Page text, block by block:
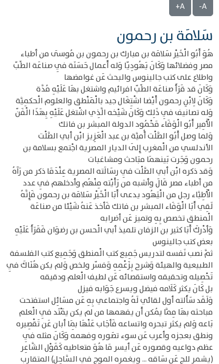
A-
A+
سَلامَة بن رحمون
هُوَ أَبُو الْخَيْر سَلامَة بن مبارك بن رحمون بن مُوسَى من أطباء
مصر وفضلائها وَكَانَ يَهُودِيّا وَله أَعمال حَسَنَة فِي صناعَة الطِّبّ
واطلاع على كتب جالينوس والبحث عَن غوامضها
وَكَانَ قد قَرَأَ صناعَة الطِّبّ افرائيم واشتغل بهَا عَلَيْهِ مُدَّة
وَكَانَ لِابْنِ رحمون أَيْضا اشْتِغَال جيد بالْمَنْطق والعلوم الْحكمِيَّة
وَله تصانيف فِي ذَلِك وَكَانَ شَيْخه الَّذِي اشْتغل عَلَيْهِ بِهَذَا الْفَنّ
الْأَمِير أَبُو الْوَفَاء مَحْمُود الدولة المبشر بن فاتك
وَلما وصل أَبُو الصَّلْت أُميَّة بن عبد الْعَزِيز ابْن أبي الصَّلْت
الأندلسي من الْمغرب إِلَى الديار المصرية اجْتمع بسلامة بن
رحمون وَجَرت بَينهمَا مبَاحث ومشاغبات
وَقد ذكره ابْن أبي الصَّلْت فِي رسَالَته المصرية عِنْدَمَا ذكر من رَآهُ
من أطباء مصر قَالَ وأشبه من رَأَيْته مِنْهُم وأدخلهم فِي عدد
الْأَطِبَّاء رجل من الْيَهُود يدعى أَبَا الْخَيْر سَلامَة بن رحمون فَإِنَّهُ
لَقِي أَبَا الْوَفَاء المبشر بن فاتك فَأخذ عَنهُ شَيْئا من صناعَة
الْمنطق تخصص بِهِ وتميز عَن أضرابه
وَأدْركَ أَبَا كثير بن الزفان تلميذ أبي الْحسن بن رضوَان فَقَرَأَ عَلَيْهِ
بعض كتب جالينوس
ثمَّ نصب نَفسه لتدريس جَمِيع كتب الْمنطق وَجَمِيع كتب الفلسفة
الطبيعية والهيئة وَشرح بِزَعْمِهِ وَفسّر ولخص وَلم يكن هُنَاكَ فِي
تَحْصِيله وتحقيقه واستقصائه عَن لطيف الْعلم ودقيقه
بل كَانَ يكثر كَلَامه فيضل ويسرع جَوَابه فيزل
وَلَقَد سَأَلته أول لقائي لَهُ واجتماعي بِهِ عَن مسَائِل استفتحت
مباحثه بهَا مِمَّا يُمكن أَن يفهمها من لم يكن يَمْتَد فِي الْعلم
بَاعه وَلم يكثر تبحره واتساعه فَأجَاب عَنْهَا بِمَا أبان عَن تَقْصِيره
ونطق بعجزه وأعرب عَن سوء تصَوره وفهمه وَكَانَ مثله فِي
عظم دواعيه وقصوره عَن أيسر مَا هُوَ متعاطيه كَقَوْل الشَّاعِر
(يشمر للج عَن سَاقه ... ويغمره الموج فِي السَّاحِل) المتقارب